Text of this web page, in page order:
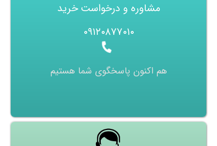
مشاوره و درخواست خرید
۰۹۱۲۰۸۷۷۰۱۰
هم اکنون پاسخگوی شما هستیم